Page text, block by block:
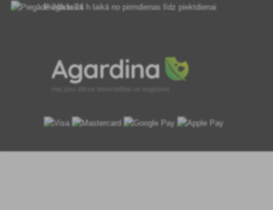
Piegāde 24 h laikā no pirmdienas līdz piektdienai